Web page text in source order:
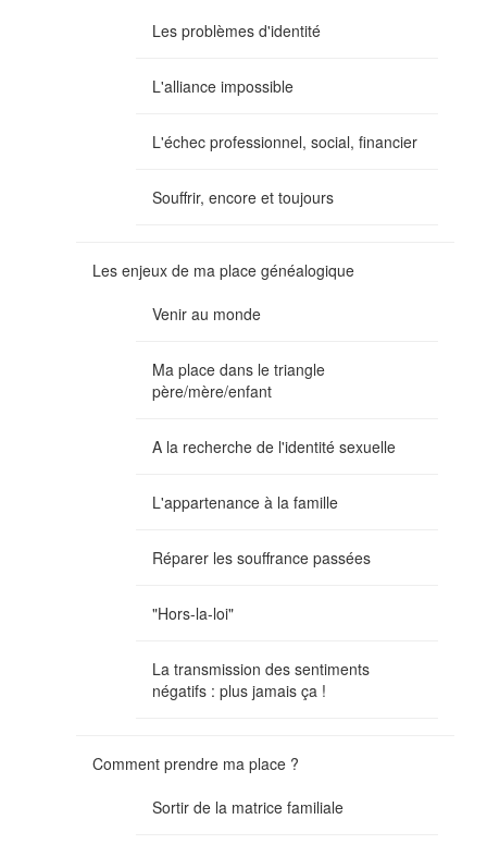
Les problèmes d'identité
L'alliance impossible
L'échec professionnel, social, financier
Souffrir, encore et toujours
Les enjeux de ma place généalogique
Venir au monde
Ma place dans le triangle
père/mère/enfant
A la recherche de l'identité sexuelle
L'appartenance à la famille
Réparer les souffrance passées
"Hors-la-loi"
La transmission des sentiments
négatifs : plus jamais ça !
Comment prendre ma place ?
Sortir de la matrice familiale